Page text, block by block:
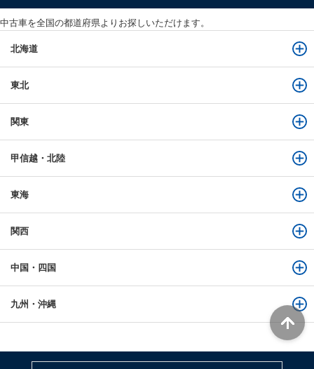
中古車を全国の都道府県よりお探しいただけます。
北海道
東北
関東
甲信越・北陸
東海
関西
中国・四国
九州・沖縄